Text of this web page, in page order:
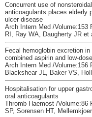
Concurrent use of
anticoagulants places elderly
ulcer disease
Arch Intern Med /Volume:153
RI, Ray WA, Daugherty JR et
Fecal hemoglobin excretion
combined aspirin and low-
Arch Intern Med /Volume:156
Blackshear JL, Baker VS,
Hospitalisation for upper
oral anticoagulants
Thromb Haemost /Volume:86
SP, Sorensen HT,